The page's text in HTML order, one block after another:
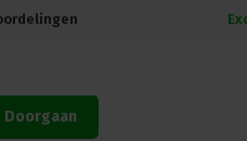
Doorgaan